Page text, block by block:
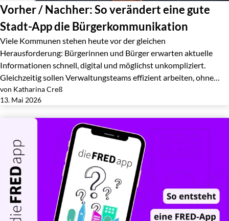
Vorher / Nachher: So verändert eine gute
Stadt-App die Bürgerkommunikation
Viele Kommunen stehen heute vor der gleichen
Herausforderung: Bürgerinnen und Bürger erwarten aktuelle
Informationen schnell, digital und möglichst unkompliziert.
Gleichzeitig sollen Verwaltungsteams effizient arbeiten, ohne…
von Katharina Creß
13. Mai 2026